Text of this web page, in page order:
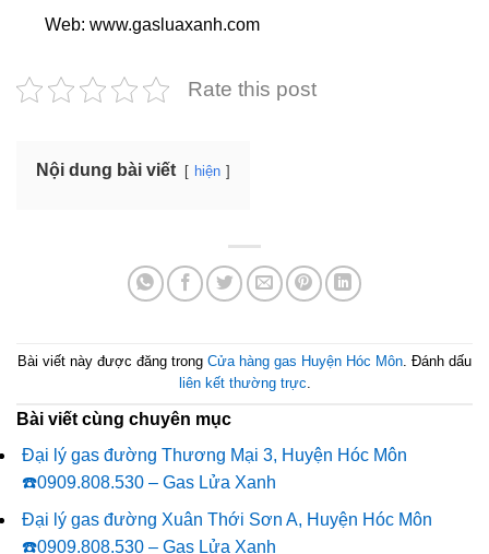
Web: www.gasluaxanh.com
Rate this post
Nội dung bài viết hiện
Bài viết này được đăng trong Cửa hàng gas Huyện Hóc Môn. Đánh dấu
liên kết thường trực.
Bài viết cùng chuyên mục
Đại lý gas đường Thương Mại 3, Huyện Hóc Môn
☎️0909.808.530 – Gas Lửa Xanh
Đại lý gas đường Xuân Thới Sơn A, Huyện Hóc Môn
☎️0909.808.530 – Gas Lửa Xanh